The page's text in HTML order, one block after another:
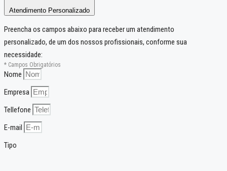
Atendimento Personalizado
Preencha os campos abaixo para receber um atendimento
personalizado, de um dos nossos profissionais, conforme sua
necessidade:
* Campos Obrigatórios
Nome
Empresa
Tellefone
E-mail
Tipo